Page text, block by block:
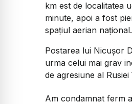
km est de localitatea
minute, apoi a fost
spaţiul aerian naţional.
Postarea lui Nicușor
urma celui mai grav
de agresiune al
Am condamnat ferm